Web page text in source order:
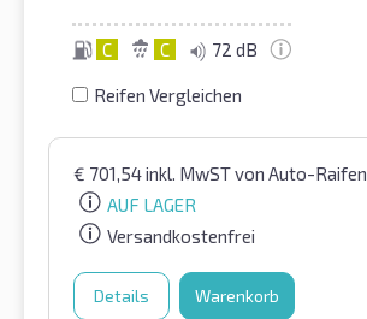
C C 72 dB
Reifen Vergleichen
€ 701,54inkl. MwSTvon Auto-Raifen
AUF LAGER
Versandkostenfrei
Details Warenkorb